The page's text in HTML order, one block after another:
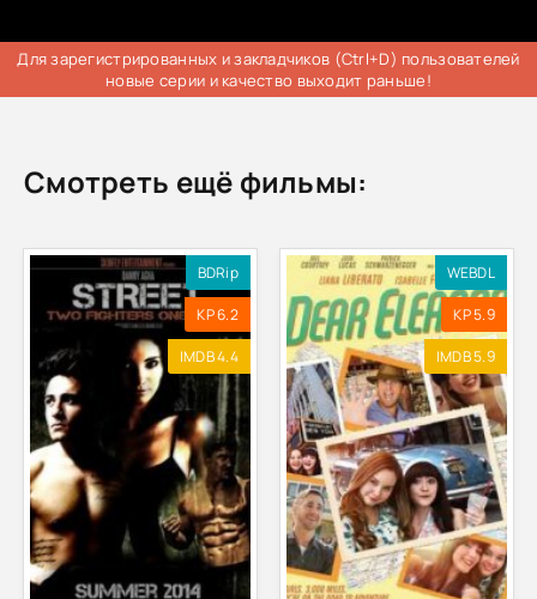
Для зарегистрированных и закладчиков (Ctrl+D) пользователей
новые серии и качество выходит раньше!
Смотреть ещё фильмы:
BDRip
KP 6.2
IMDB 4.4
WEBDL
KP 5.9
IMDB 5.9